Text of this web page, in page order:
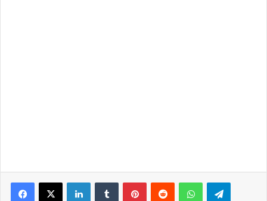
LinkedInTumblrPinterestReddit WhatsApp